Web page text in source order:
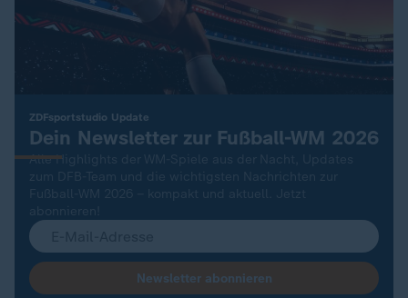
ZDFsportstudio Update
:
Dein Newsletter zur Fußball-WM 2026
Alle Highlights der WM-Spiele aus der Nacht, Updates
zum DFB-Team und die wichtigsten Nachrichten zur
Fußball-WM 2026 – kompakt und aktuell. Jetzt
abonnieren!
Newsletter abonnieren